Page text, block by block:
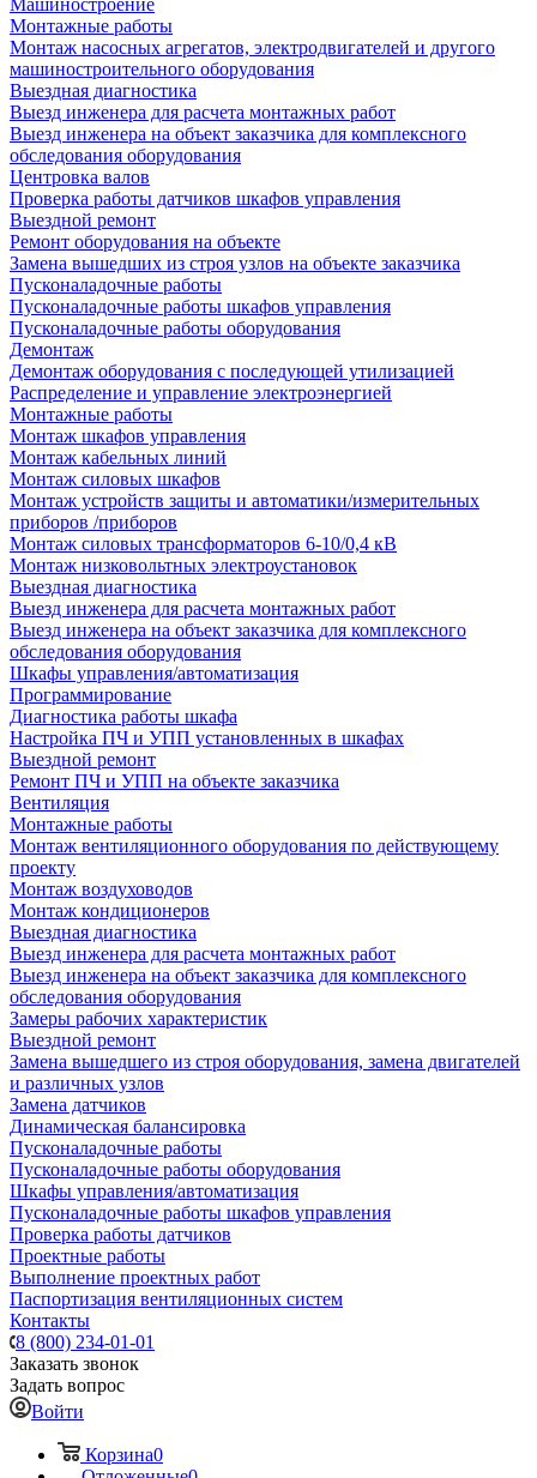
Машиностроение
Монтажные работы
Монтаж насосных агрегатов, электродвигателей и другого
машиностроительного оборудования
Выездная диагностика
Выезд инженера для расчета монтажных работ
Выезд инженера на объект заказчика для комплексного
обследования оборудования
Центровка валов
Проверка работы датчиков шкафов управления
Выездной ремонт
Ремонт оборудования на объекте
Замена вышедших из строя узлов на объекте заказчика
Пусконаладочные работы
Пусконаладочные работы шкафов управления
Пусконаладочные работы оборудования
Демонтаж
Демонтаж оборудования с последующей утилизацией
Распределение и управление электроэнергией
Монтажные работы
Монтаж шкафов управления
Монтаж кабельных линий
Монтаж силовых шкафов
Монтаж устройств защиты и автоматики/измерительных
приборов /приборов
Монтаж силовых трансформаторов 6-10/0,4 кВ
Монтаж низковольтных электроустановок
Выездная диагностика
Выезд инженера для расчета монтажных работ
Выезд инженера на объект заказчика для комплексного
обследования оборудования
Шкафы управления/автоматизация
Программирование
Диагностика работы шкафа
Настройка ПЧ и УПП установленных в шкафах
Выездной ремонт
Ремонт ПЧ и УПП на объекте заказчика
Вентиляция
Монтажные работы
Монтаж вентиляционного оборудования по действующему
проекту
Монтаж воздуховодов
Монтаж кондиционеров
Выездная диагностика
Выезд инженера для расчета монтажных работ
Выезд инженера на объект заказчика для комплексного
обследования оборудования
Замеры рабочих характеристик
Выездной ремонт
Замена вышедшего из строя оборудования, замена двигателей
и различных узлов
Замена датчиков
Динамическая балансировка
Пусконаладочные работы
Пусконаладочные работы оборудования
Шкафы управления/автоматизация
Пусконаладочные работы шкафов управления
Проверка работы датчиков
Проектные работы
Выполнение проектных работ
Паспортизация вентиляционных систем
Контакты
8 (800) 234-01-01
Заказать звонок
Задать вопрос
Войти
Корзина0